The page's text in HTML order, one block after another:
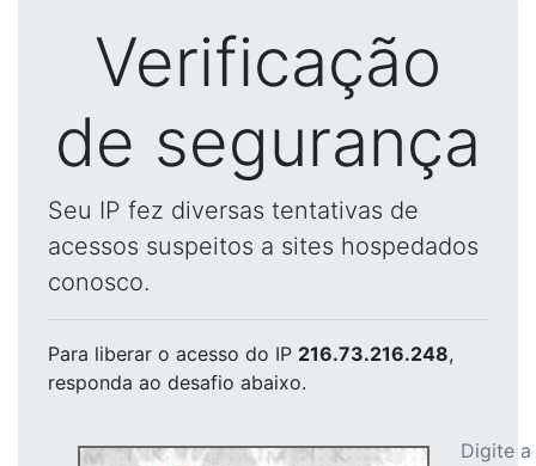
Verificação
de segurança
Seu IP fez diversas tentativas de
acessos suspeitos a sites hospedados
conosco.
Para liberar o acesso do IP 216.73.216.248,
responda ao desafio abaixo.
Digite